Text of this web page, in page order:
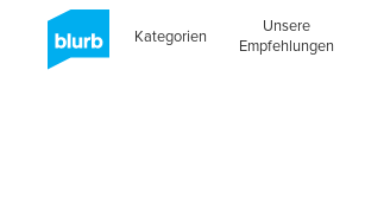
Kategorien
Unsere
Empfehlungen